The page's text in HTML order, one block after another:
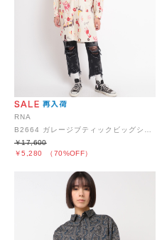
RNA
B2664 ガレージブティックビッグシャツ
￥5,280 （70%OFF）
￥17,600